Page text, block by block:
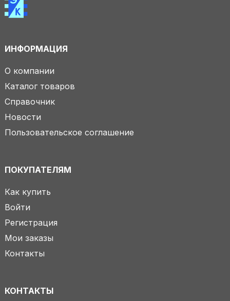
ИНФОРМАЦИЯ
О компании
Каталог товаров
Справочник
Новости
Пользовательское соглашение
ПОКУПАТЕЛЯМ
Как купить
Войти
Регистрация
Мои заказы
Контакты
КОНТАКТЫ